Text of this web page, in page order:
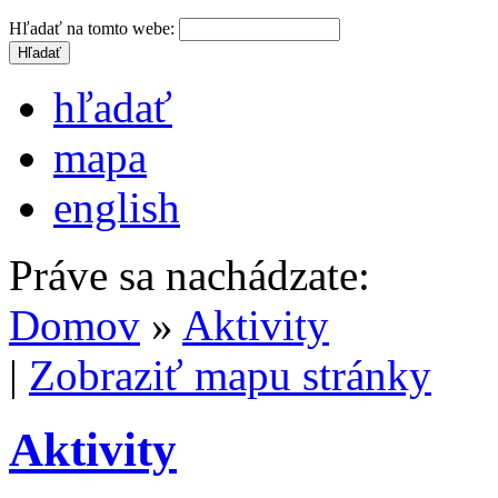
Hľadať na tomto webe:
hľadať
mapa
english
Práve sa nachádzate:
Domov » Aktivity
| Zobraziť mapu stránky
Aktivity